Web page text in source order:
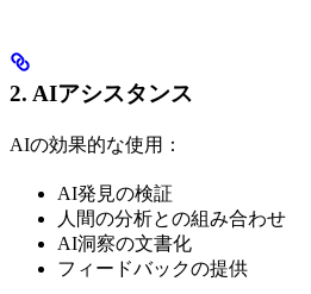
2. AIアシスタンス
AIの効果的な使用：
AI発見の検証
人間の分析との組み合わせ
AI洞察の文書化
フィードバックの提供